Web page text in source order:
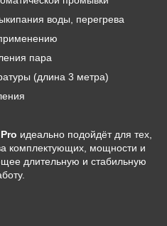
воды, перегрева
пара
(длина 3 метра)
идеально подойдёт для тех,
комплектующих, мощности и
длительную и стабильную